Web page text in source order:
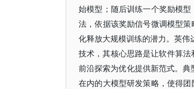
始模型；随后训练一个奖励模
法，依据该奖励信号微调模型
化释放大规模训练的潜力。英
技术，其核心思路是让软件算
前沿探索为优化提供新范式。
在内的大模型研发策略，使得